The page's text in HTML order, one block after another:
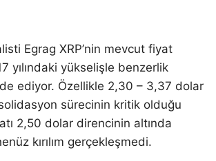
Egrag XRP’nin mevcut fiyat
yılındaki yükselişle benzerlik
ediyor. Özellikle 2,30 – 3,37 dolar
sürecinin kritik olduğu
2,50 dolar direncinin altında
kırılım gerçekleşmedi.